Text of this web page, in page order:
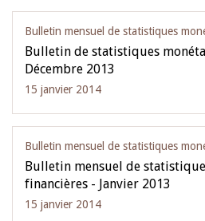
Bulletin mensuel de statistiques
Bulletin de statistiques
Décembre 2013
15 janvier 2014
Bulletin mensuel de statistiques
Bulletin mensuel de
financières - Janvier 2013
15 janvier 2014